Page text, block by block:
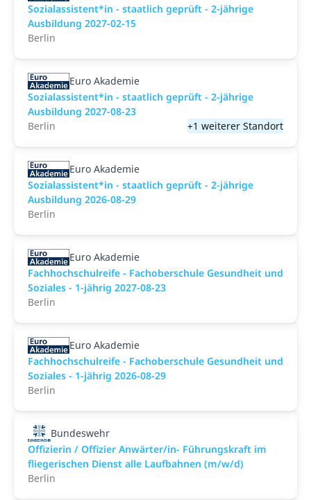
Sozialassistent*in - staatlich geprüft - 2-jährige
Ausbildung 2027-02-15
Berlin
Euro Akademie
Sozialassistent*in - staatlich geprüft - 2-jährige
Ausbildung 2027-08-23
Berlin
+1 weiterer Standort
Euro Akademie
Sozialassistent*in - staatlich geprüft - 2-jährige
Ausbildung 2026-08-29
Berlin
Euro Akademie
Fachhochschulreife - Fachoberschule Gesundheit und
Soziales - 1-jährig 2027-08-23
Berlin
Euro Akademie
Fachhochschulreife - Fachoberschule Gesundheit und
Soziales - 1-jährig 2026-08-29
Berlin
Bundeswehr
Offizierin / Offizier Anwärter/in- Führungskraft im
fliegerischen Dienst alle Laufbahnen (m/w/d)
Berlin